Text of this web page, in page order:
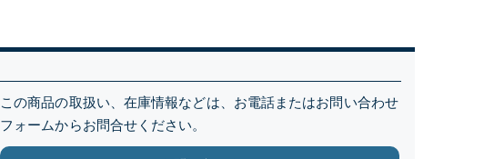
この商品の取扱い、在庫情報などは、お電話またはお問い合わせ
フォームからお問合せください。